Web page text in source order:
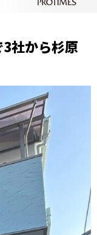
3社から杉原